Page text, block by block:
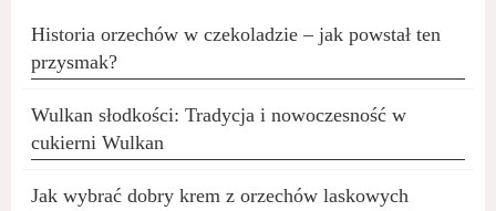
Historia orzechów w czekoladzie – jak powstał ten
przysmak?
Wulkan słodkości: Tradycja i nowoczesność w
cukierni Wulkan
Jak wybrać dobry krem z orzechów laskowych